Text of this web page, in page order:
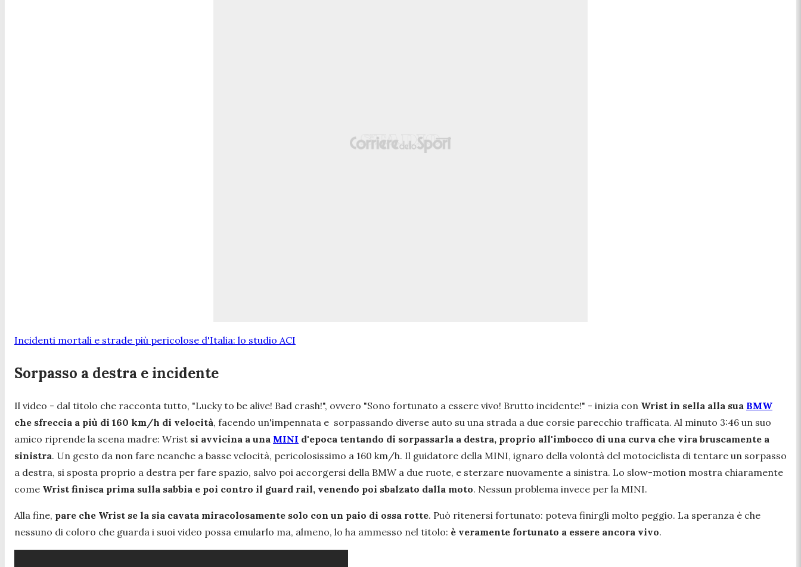
Incidenti mortali e strade più pericolose d'Italia: lo studio ACI
Sorpasso a destra e incidente
Il video - dal titolo che racconta tutto, "Lucky to be alive! Bad crash!", ovvero "Sono fortunato a essere vivo! Brutto incidente!" - inizia con Wrist in sella alla sua BMW
che sfreccia a più di 160 km/h di velocità, facendo un'impennata e sorpassando diverse auto su una strada a due corsie parecchio trafficata. Al minuto 3:46 un suo
amico riprende la scena madre: Wrist si avvicina a una MINI d'epoca tentando di sorpassarla a destra, proprio all'imbocco di una curva che vira bruscamente a
sinistra. Un gesto da non fare neanche a basse velocità, pericolosissimo a 160 km/h. Il guidatore della MINI, ignaro della volontà del motociclista di tentare un sorpasso
a destra, si sposta proprio a destra per fare spazio, salvo poi accorgersi della BMW a due ruote, e sterzare nuovamente a sinistra. Lo slow-motion mostra chiaramente
come Wrist finisca prima sulla sabbia e poi contro il guard rail, venendo poi sbalzato dalla moto. Nessun problema invece per la MINI.
Alla fine, pare che Wrist se la sia cavata miracolosamente solo con un paio di ossa rotte. Può ritenersi fortunato: poteva finirgli molto peggio. La speranza è che
nessuno di coloro che guarda i suoi video possa emularlo ma, almeno, lo ha ammesso nel titolo: è veramente fortunato a essere ancora vivo.